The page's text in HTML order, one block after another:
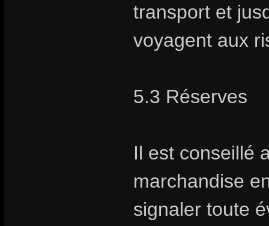
transport et
voyagent aux
5.3 Réserves
Il est conseillé
marchandise
signaler toute